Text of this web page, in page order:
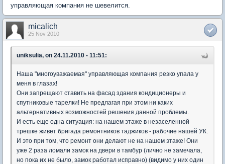
управляющая компания не шевелится.
micalich
25 Nov 2010
uniksulia, on 24.11.2010 - 11:51:
Наша "многоуважаемая" управляющая компания резко упала у
меня в глазах!
Они запрещают ставить на фасад здания кондиционеры и
спутниковые тарелки! Не предлагая при этом ни каких
альтернативных возможностей решения данной проблемы.
И есть еще одна ситуация: на нашем этаже в незаселенной
трешке живет бригада ремонтников таджиков - рабочие нашей УК.
И это при том, что ремонт они делают не на нашем этаже! Они
уже 2 раза ломали замок на двери в тамбур (лично не замечала,
но пока их не было, замок работал исправно) (видимо у них один